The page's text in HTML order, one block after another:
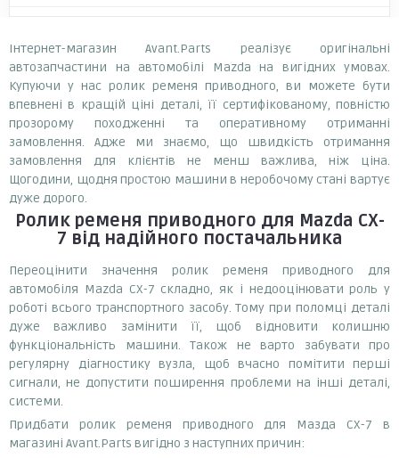
Інтернет-магазин Avant.Parts реалізує оригінальні
автозапчастини на автомобілі Mazda на вигідних умовах.
Купуючи у нас ролик ременя приводного, ви можете бути
впевнені в кращій ціні деталі, її сертифікованому, повністю
прозорому походженні та оперативному отриманні
замовлення. Адже ми знаємо, що швидкість отримання
замовлення для клієнтів не менш важлива, ніж ціна.
Щогодини, щодня простою машини в неробочому стані вартує
дуже дорого.
Ролик ременя приводного для Mazda CX-
7 від надійного постачальника
Переоцінити значення ролик ременя приводного для
автомобіля Mazda CX-7 складно, як і недооцінювати роль у
роботі всього транспортного засобу. Тому при поломці деталі
дуже важливо замінити її, щоб відновити колишню
функціональність машини. Також не варто забувати про
регулярну діагностику вузла, щоб вчасно помітити перші
сигнали, не допустити поширення проблеми на інші деталі,
системи.
Придбати ролик ременя приводного для Мазда СХ-7 в
магазині Avant.Parts вигідно з наступних причин: